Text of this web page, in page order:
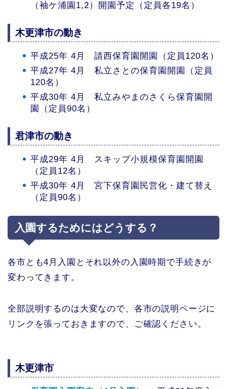
（袖ケ浦園1,2）開園予定（定員各19名）
木更津市の動き
平成25年 4月 請西保育園開園（定員120名）
平成27年 4月 私立さとの保育園開園（定員
120名）
平成30年 4月 私立みやまのさくら保育園開
園（定員90名）
君津市の動き
平成29年 4月 スキップ小規模保育園開園
（定員12名）
平成30年 4月 宮下保育園民営化・建て替え
（定員90名）
入園するためにはどうする？
各市とも4月入園とそれ以外の入園時期で手続きが
変わってきます。
全部説明するのは大変なので、各市の説明ページに
リンクを張っておきますので、ご確認ください。
木更津市